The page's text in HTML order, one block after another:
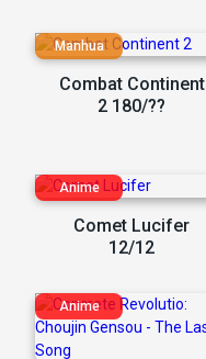
Combat Continent
2 180/??
Comet Lucifer
12/12